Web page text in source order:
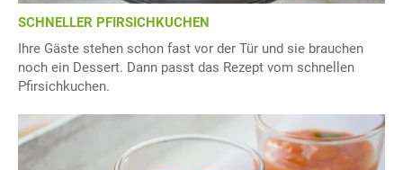
SCHNELLER PFIRSICHKUCHEN
Ihre Gäste stehen schon fast vor der Tür und sie brauchen
noch ein Dessert. Dann passt das Rezept vom schnellen
Pfirsichkuchen.